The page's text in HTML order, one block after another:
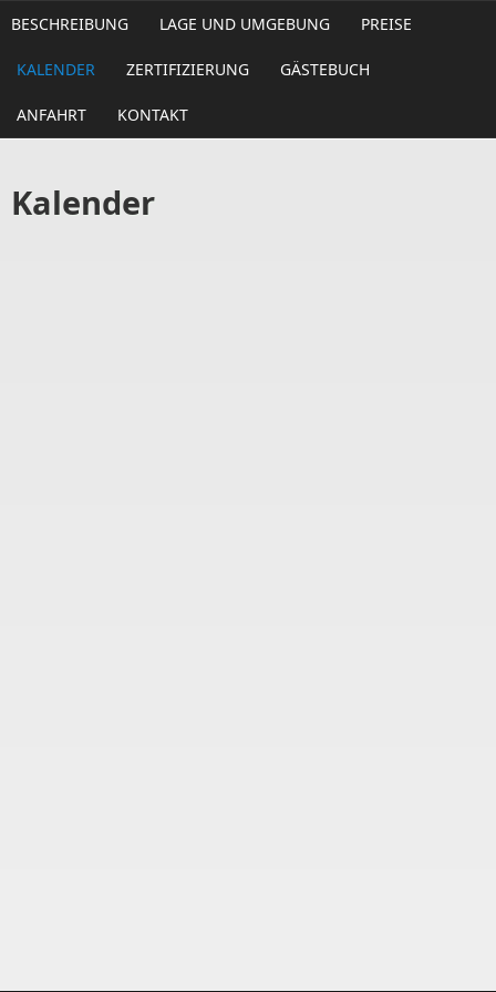
BESCHREIBUNG LAGE UND UMGEBUNG PREISE
KALENDER ZERTIFIZIERUNG GÄSTEBUCH
ANFAHRT KONTAKT
Kalender